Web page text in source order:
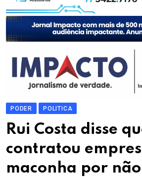
PODER POLITICA
Rui Costa disse
contratou
maconha por